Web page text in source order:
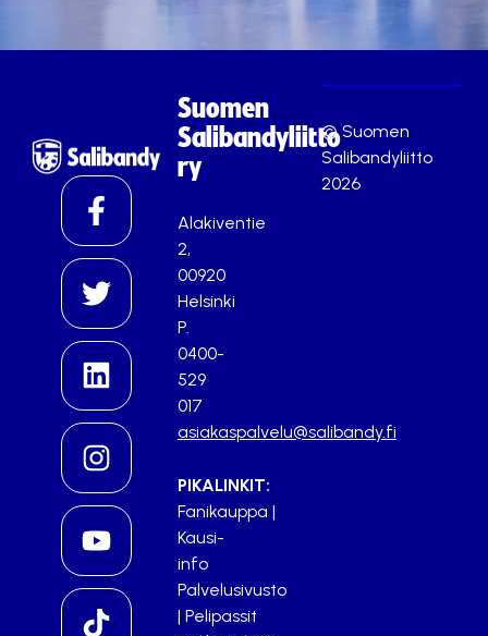
Suomen
Salibandyliitto
ry
Alakiventie
2,
00920
Helsinki
P.
0400-
529
017
asiakaspalvelu@salibandy.fi
PIKALINKIT:
Fanikauppa |
Kausi-
info
Palvelusivusto
| Pelipassit
© Suomen
Salibandyliitto
2026